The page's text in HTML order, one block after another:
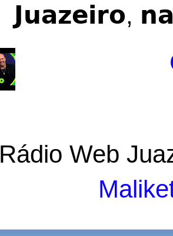
𝗝𝘂𝗮𝘇𝗲𝗶𝗿𝗼,
Rádio Web